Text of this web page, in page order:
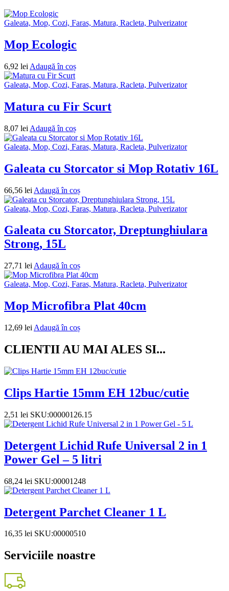
Galeata, Mop, Cozi, Faras, Matura, Racleta, Pulverizator
Mop Ecologic
6,92 lei Adaugă în coș
Galeata, Mop, Cozi, Faras, Matura, Racleta, Pulverizator
Matura cu Fir Scurt
8,07 lei Adaugă în coș
Galeata, Mop, Cozi, Faras, Matura, Racleta, Pulverizator
Galeata cu Storcator si Mop Rotativ 16L
66,56 lei Adaugă în coș
Galeata, Mop, Cozi, Faras, Matura, Racleta, Pulverizator
Galeata cu Storcator, Dreptunghiulara
Strong, 15L
27,71 lei Adaugă în coș
Galeata, Mop, Cozi, Faras, Matura, Racleta, Pulverizator
Mop Microfibra Plat 40cm
12,69 lei Adaugă în coș
CLIENTII AU MAI ALES SI...
Clips Hartie 15mm EH 12buc/cutie
2,51 lei SKU:00000126.15
Detergent Lichid Rufe Universal 2 in 1
Power Gel – 5 litri
68,24 lei SKU:00001248
Detergent Parchet Cleaner 1 L
16,35 lei SKU:00000510
Serviciile noastre